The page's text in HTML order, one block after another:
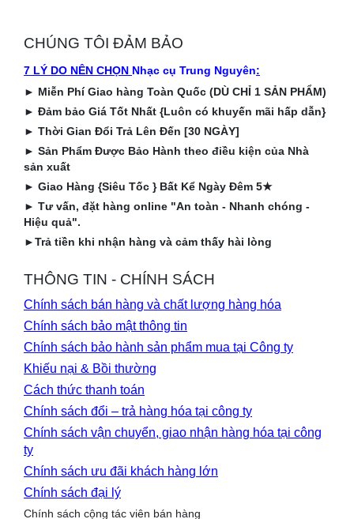
CHÚNG TÔI ĐẢM BẢO
7 LÝ DO NÊN CHỌN Nhạc cụ Trung Nguyên:
► Miễn Phí Giao hàng Toàn Quốc (DÙ CHỈ 1 SẢN PHẨM)
► Đảm bảo Giá Tốt Nhất {Luôn có khuyến mãi hấp dẫn}
► Thời Gian Đổi Trả Lên Đến [30 NGÀY]
► Sản Phẩm Được Bảo Hành theo điều kiện của Nhà
sản xuất
► Giao Hàng {Siêu Tốc } Bất Kể Ngày Đêm 5★
► Tư vấn, đặt hàng online "An toàn - Nhanh chóng -
Hiệu quả".
►Trả tiền khi nhận hàng và cảm thấy hài lòng
THÔNG TIN - CHÍNH SÁCH
Chính sách bán hàng và chất lượng hàng hóa
Chính sách bảo mật thông tin
Chính sách bảo hành sản phẩm mua tại Công ty
Khiếu nại & Bồi thường
Cách thức thanh toán
Chính sách đổi – trả hàng hóa tại công ty
Chính sách vận chuyển, giao nhận hàng hóa tại công
ty
Chính sách ưu đãi khách hàng lớn
Chính sách đại lý
Chính sách cộng tác viên bán hàng